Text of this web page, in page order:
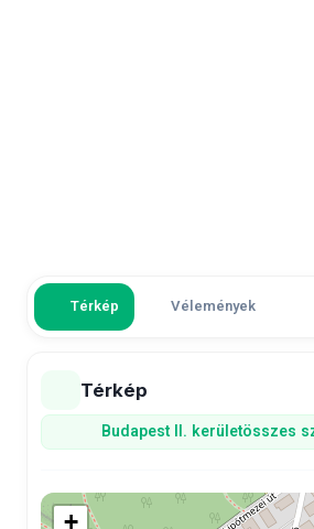
Térkép Vélemények
Térkép
Budapest II. kerületösszes
+